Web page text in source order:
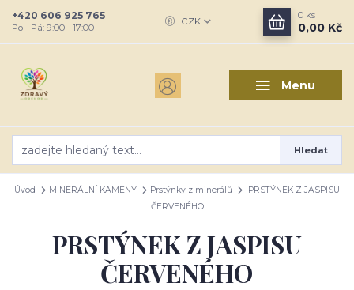
Menu
CZK
Hledat
+420 606 925 765
Po - Pá: 9:00 - 17:00
0 ks
0,00 Kč
Úvod MINERÁLNÍ KAMENY Prstýnky z minerálů
PRSTÝNEK Z JASPISU
ČERVENÉHO
PRSTÝNEK Z JASPISU
ČERVENÉHO